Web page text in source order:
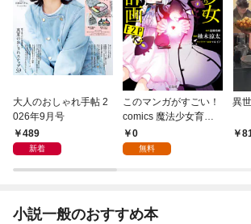
大人のおしゃれ手帖 2
026年9月号
489
新着
このマンガがすごい！
comics 魔法少女育成
計画F2P 【単話版】第
1話
0
無料
異
小説一般のおすすめ本